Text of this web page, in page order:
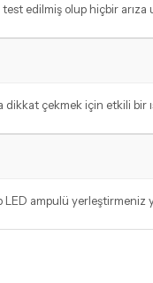
edilmiş olup hiçbir arıza
çekmek için etkili bir
LED ampulü yerleştirmeniz